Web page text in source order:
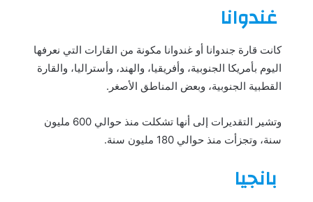
غندوانا
كانت قارة جندوانا أو غندوانا مكونة من القارات التي نعرفها
اليوم بأمريكا الجنوبية، وأفريقيا، والهند، وأستراليا، والقارة
القطبية الجنوبية، وبعض المناطق الأصغر.
وتشير التقديرات إلى أنها تشكلت منذ حوالي 600 مليون
سنة، وتجزأت منذ حوالي 180 مليون سنة.
بانجيا